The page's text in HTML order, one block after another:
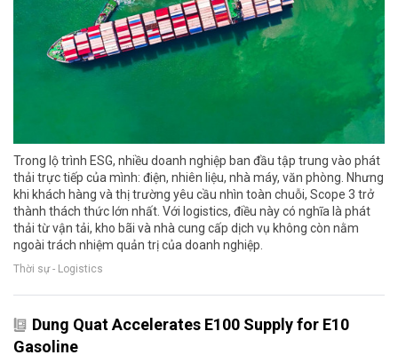
Trong lộ trình ESG, nhiều doanh nghiệp ban đầu tập trung vào phát
thải trực tiếp của mình: điện, nhiên liệu, nhà máy, văn phòng. Nhưng
khi khách hàng và thị trường yêu cầu nhìn toàn chuỗi, Scope 3 trở
thành thách thức lớn nhất. Với logistics, điều này có nghĩa là phát
thải từ vận tải, kho bãi và nhà cung cấp dịch vụ không còn nằm
ngoài trách nhiệm quản trị của doanh nghiệp.
Thời sự - Logistics
Dung Quat Accelerates E100 Supply for E10
Gasoline